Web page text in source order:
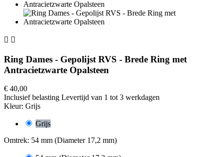
 
Ring Dames - Gepolijst RVS - Brede Ring met
Antracietzwarte Opalsteen
€ 40,00
Inclusief belasting Levertijd van 1 tot 3 werkdagen
Kleur: Grijs
Grijs
Omtrek: 54 mm (Diameter 17,2 mm)